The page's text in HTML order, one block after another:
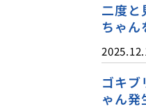
二度と
ちゃん
ゴキブ
ゃん発